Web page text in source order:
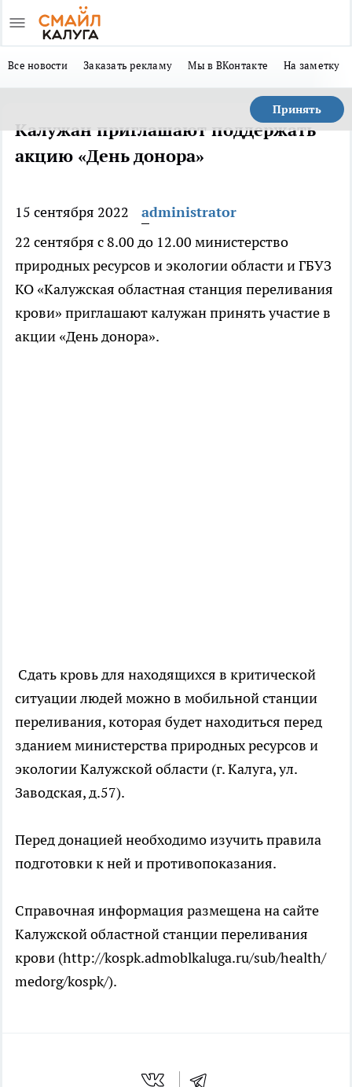
Все новости Заказать рекламу Мы в ВКонтакте На заметку
Принять
Калужан приглашают поддержать
акцию «День донора»
15 сентября 2022
administrator
22 сентября с 8.00 до 12.00 министерство
природных ресурсов и экологии области и ГБУЗ
КО «Калужская областная станция переливания
крови» приглашают калужан принять участие в
акции «День донора».
Сдать кровь для находящихся в критической
ситуации людей можно в мобильной станции
переливания, которая будет находиться перед
зданием министерства природных ресурсов и
экологии Калужской области (г. Калуга, ул.
Заводская, д.57).
Перед донацией необходимо изучить правила
подготовки к ней и противопоказания.
Справочная информация размещена на сайте
Калужской областной станции переливания
крови (http://kospk.admoblkaluga.ru/sub/health/
medorg/kospk/).